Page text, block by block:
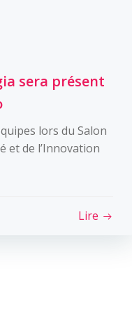
sera présent
lors du Salon
et de l’Innovation
Lire